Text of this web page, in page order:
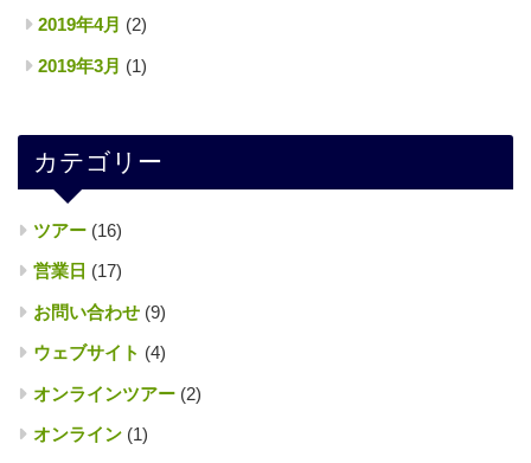
2019年4月 (2)
2019年3月 (1)
カテゴリー
ツアー(16)
営業日 (17)
お問い合わせ(9)
ウェブサイト (4)
オンラインツアー(2)
オンライン(1)